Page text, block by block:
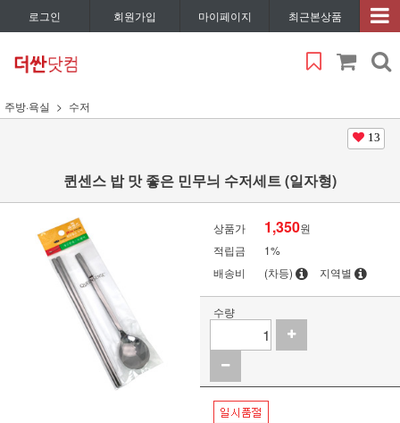
로그인 회원가입 마이페이지 최근본상품
주방·욕실 수저
13
퀸센스 밥 맛 좋은 민무늬 수저세트 (일자형)
상품가 1,350원
적립금
1%
배송비
(차등) 지역별
수량